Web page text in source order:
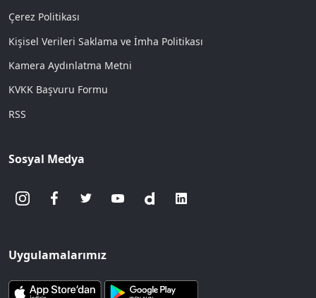
Çerez Politikası
Kişisel Verileri Saklama ve İmha Politikası
Kamera Aydınlatma Metni
KVKK Başvuru Formu
RSS
Sosyal Medya
Uygulamalarımız